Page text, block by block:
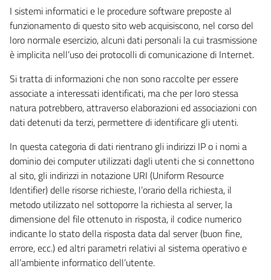
I sistemi informatici e le procedure software preposte al
funzionamento di questo sito web acquisiscono, nel corso del
loro normale esercizio, alcuni dati personali la cui trasmissione
è implicita nell’uso dei protocolli di comunicazione di Internet.
Si tratta di informazioni che non sono raccolte per essere
associate a interessati identificati, ma che per loro stessa
natura potrebbero, attraverso elaborazioni ed associazioni con
dati detenuti da terzi, permettere di identificare gli utenti.
In questa categoria di dati rientrano gli indirizzi IP o i nomi a
dominio dei computer utilizzati dagli utenti che si connettono
al sito, gli indirizzi in notazione URI (Uniform Resource
Identifier) delle risorse richieste, l’orario della richiesta, il
metodo utilizzato nel sottoporre la richiesta al server, la
dimensione del file ottenuto in risposta, il codice numerico
indicante lo stato della risposta data dal server (buon fine,
errore, ecc.) ed altri parametri relativi al sistema operativo e
all’ambiente informatico dell’utente.